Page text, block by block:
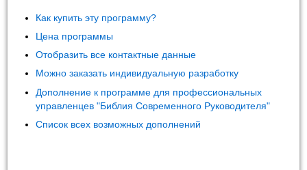
Как купить эту программу?
Цена программы
Отобразить все контактные данные
Можно заказать индивидуальную разработку
Дополнение к программе для профессиональных
управленцев "Библия Современного Руководителя"
Список всех возможных дополнений